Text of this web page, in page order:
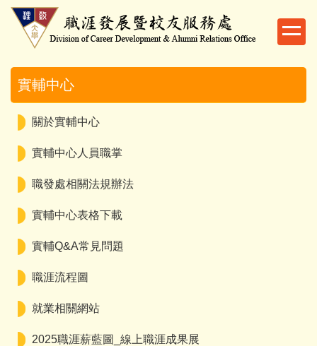
跳
實輔中心
關於實輔中心
實輔中心人員職掌
職發處相關法規辦法
實輔中心表格下載
實輔Q&A常見問題
職涯流程圖
就業相關網站
2025職涯薪藍圖_線上職涯成果展